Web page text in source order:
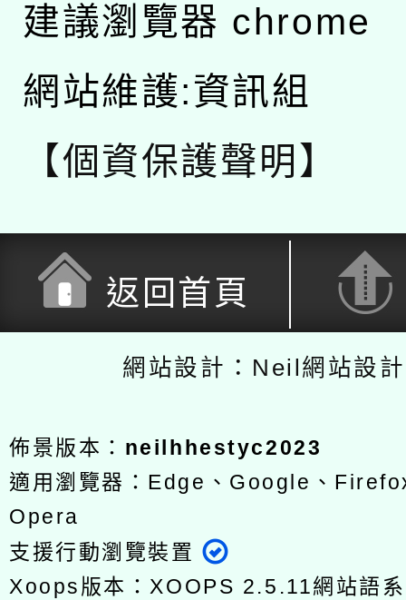
建議瀏覽器 chrome
網站維護:資訊組
【個資保護聲明】
返回首頁
網站設計：Neil網站設
佈景版本： neilhhestyc2023
適用瀏覽器：Edge、Google、
Opera
支援行動瀏覽裝置
Xoops版本： XOOPS 2.5.11網站語